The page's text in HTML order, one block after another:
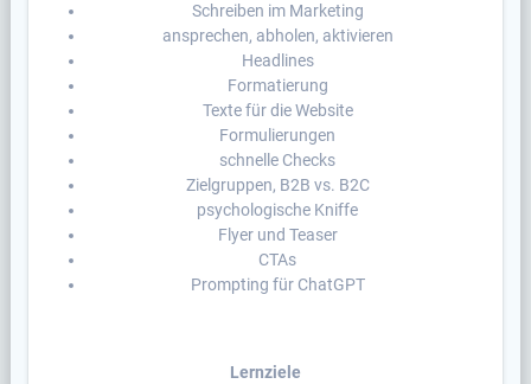
Schreiben im Marketing
ansprechen, abholen, aktivieren
Headlines
Formatierung
Texte für die Website
Formulierungen
schnelle Checks
Zielgruppen, B2B vs. B2C
psychologische Kniffe
Flyer und Teaser
CTAs
Prompting für ChatGPT
Lernziele